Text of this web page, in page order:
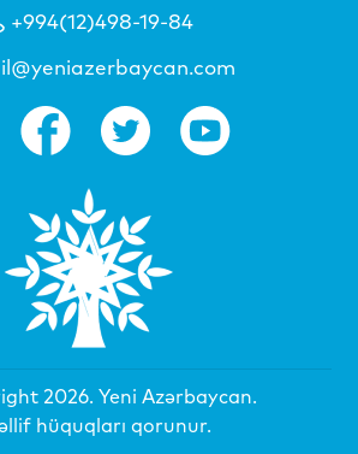
+994(12)498-19-84
2026. Yeni Azərbaycan.
hüquqları qorunur.